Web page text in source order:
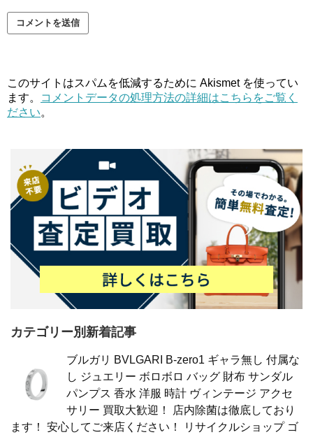
このサイトはスパムを低減するために Akismet を使ってい
ます。
コメントデータの処理方法の詳細はこちらをご覧く
ださい。
カテゴリー別新着記事
ブルガリ BVLGARI B-zero1 ギャラ無し 付属な
し ジュエリー ボロボロ バッグ 財布 サンダル
パンプス 香水 洋服 時計 ヴィンテージ アクセ
サリー 買取大歓迎！ 店内除菌は徹底しており
ます！ 安心してご来店ください！ リサイクルショップ ゴ